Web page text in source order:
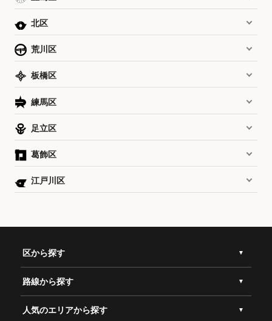
北区
荒川区
板橋区
練馬区
足立区
葛飾区
江戸川区
区から探す
路線から探す
人気のエリアから探す